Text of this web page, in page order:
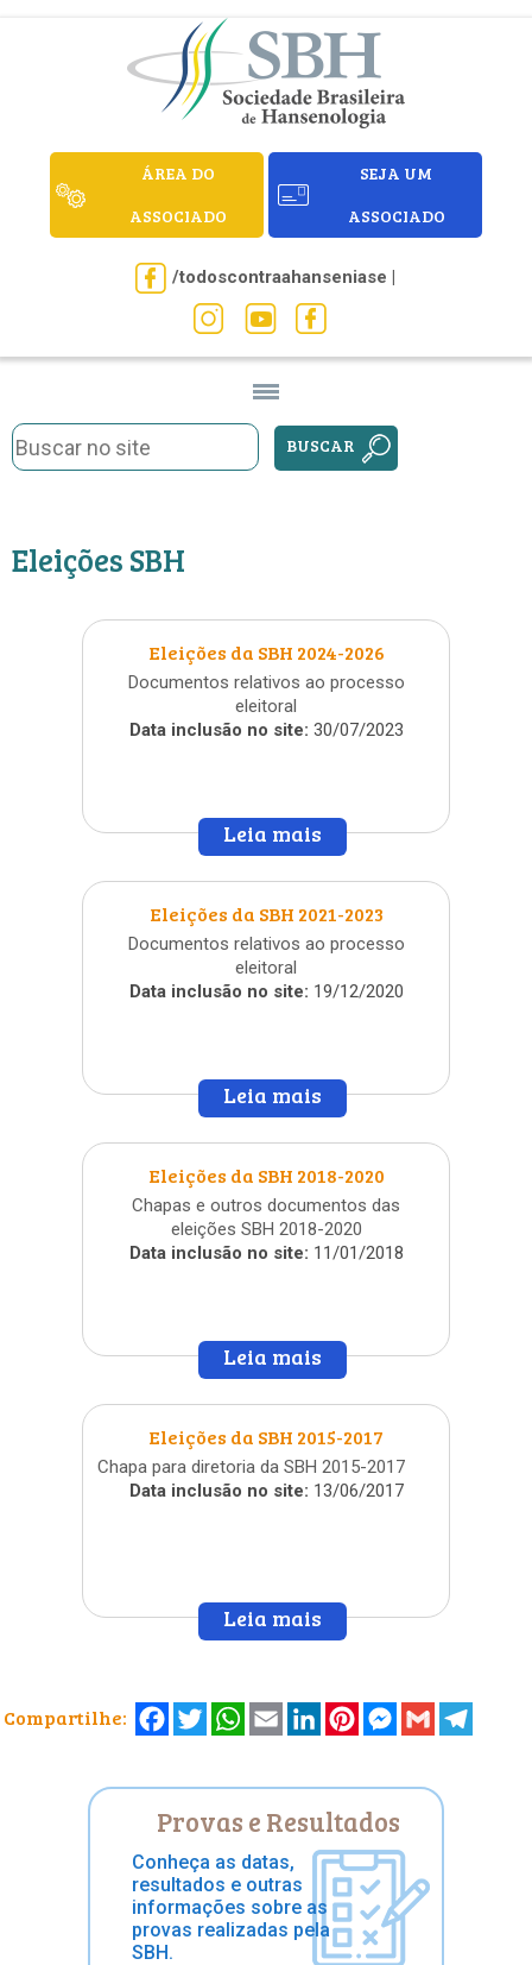
ÁREA DO
ASSOCIADO
SEJA UM
ASSOCIADO
/todoscontraahanseniase |
BUSCAR
Eleições SBH
Eleições da SBH 2024-2026
Leia mais
»
Documentos relativos ao processo
eleitoral
Data inclusão no site: 30/07/2023
Eleições da SBH 2021-2023
Leia mais
»
Documentos relativos ao processo
eleitoral
Data inclusão no site: 19/12/2020
Eleições da SBH 2018-2020
Leia mais
»
Chapas e outros documentos das
eleições SBH 2018-2020
Data inclusão no site: 11/01/2018
Eleições da SBH 2015-2017
Leia mais
»
Chapa para diretoria da SBH 2015-2017
Data inclusão no site: 13/06/2017
Compartilhe: FacebookTwitterWhatsApp
Email LinkedInPinterestMessenger
Gmail
Provas e Resultados
Conheça as datas,
resultados e outras
informações sobre as
provas realizadas pela
SBH.